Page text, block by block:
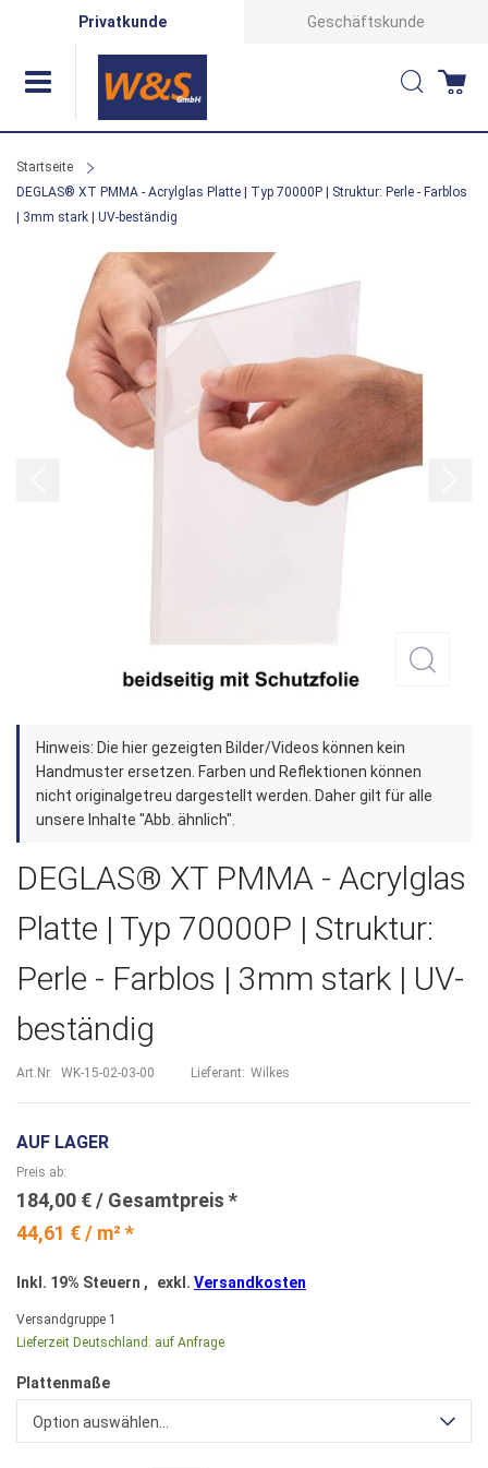
Privatkunde Geschäftskunde
Suche
Startseite
DEGLAS® XT PMMA - Acrylglas Platte | Typ 70000P | Struktur: Perle - Farblos
| 3mm stark | UV-beständig
Bildergalerie
springen
Zum
Anfang
der
Bildergalerie
Hinweis: Die hier gezeigten Bilder/Videos können kein
Handmuster ersetzen. Farben und Reflektionen können
nicht originalgetreu dargestellt werden. Daher gilt für alle
unsere Inhalte "Abb. ähnlich".
DEGLAS® XT PMMA - Acrylglas
Platte | Typ 70000P | Struktur:
Perle - Farblos | 3mm stark | UV-
beständig
Art.Nr. WK-15-02-03-00 Lieferant: Wilkes
AUF LAGER
44,61 € / m² *
Preis ab
184,00 €
Inkl. 19% Steuern , exkl. Versandkosten
Versandgruppe 1
Lieferzeit Deutschland: auf Anfrage
Plattenmaße
Option auswählen...